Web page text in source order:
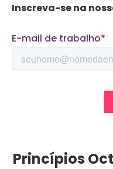
Inscreva-se na
Princípios